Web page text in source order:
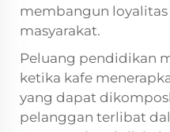
membangun
masyarakat.
Peluang pendidikan
ketika kafe
yang dapat
pelanggan terlibat